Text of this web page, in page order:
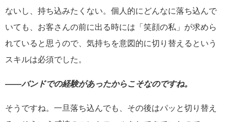
ないし、持ち込みたくない。個人的にどんなに落ち込んで
いても、お客さんの前に出る時には「笑顔の私」が求めら
れていると思うので、気持ちを意図的に切り替えるという
スキルは必須でした。
――バンドでの経験があったからこそなのですね。
そうですね。一旦落ち込んでも、その後はパッと切り替え